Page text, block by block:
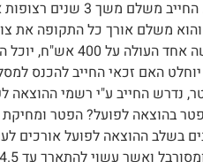
משלם אורך כל התקופה את
אינו עולה על 800
האם זכאי החייב להכנס
נדרש החייב ע"י רשמי ההוצאה
בהוצאה לפועל? הפטר ומחיקת
בשלב ההוצאה לפועל אורכים